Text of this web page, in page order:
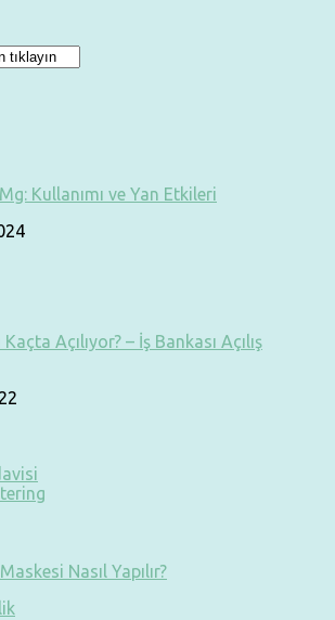
Kullanımı ve Yan Etkileri
Kaçta Açılıyor? – İş Bankası Açılış